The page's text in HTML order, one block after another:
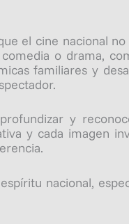
el cine nacional
o drama,
familiares y
y
y cada imagen
nacional,